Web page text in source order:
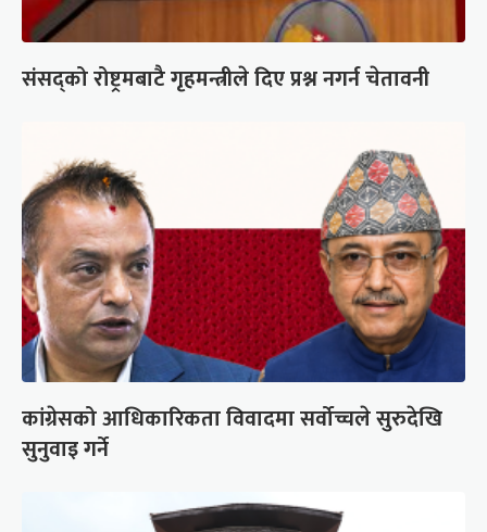
संसद्को रोष्ट्रमबाटै गृहमन्त्रीले दिए प्रश्न नगर्न चेतावनी
कांग्रेसको आधिकारिकता विवादमा सर्वोच्चले सुरुदेखि
सुनुवाइ गर्ने